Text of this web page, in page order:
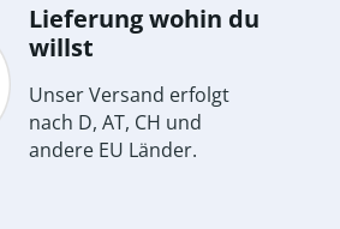
Lieferung wohin du
willst
Unser Versand erfolgt
nach D, AT, CH und
andere EU Länder.